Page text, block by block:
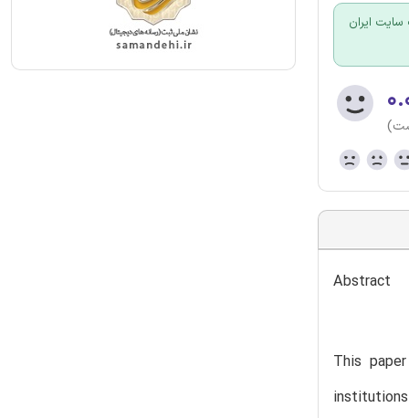
ایران
Abstract
This